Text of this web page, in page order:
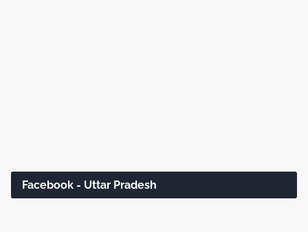
Facebook - Uttar Pradesh